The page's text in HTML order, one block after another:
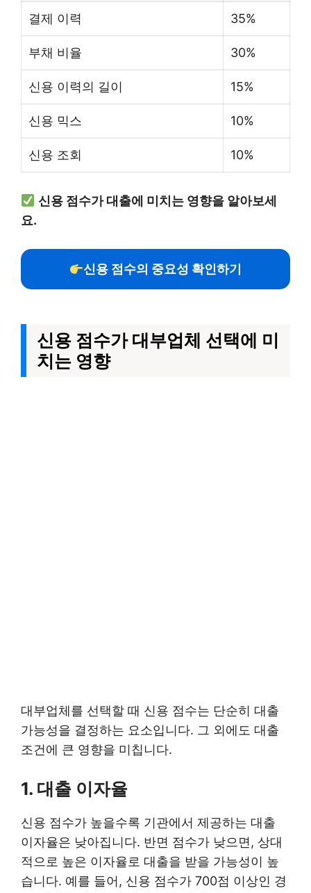
결제 이력 35%
부채 비율 30%
신용 이력의 길이 15%
신용 믹스 10%
신용 조회 10%
신용 점수가 대출에 미치는 영향을 알아보세
요.
신용 점수의 중요성 확인하기
신용 점수가 대부업체 선택에 미
치는 영향
대부업체를 선택할 때 신용 점수는 단순히 대출
가능성을 결정하는 요소입니다. 그 외에도 대출
조건에 큰 영향을 미칩니다.
1. 대출 이자율
신용 점수가 높을수록 기관에서 제공하는 대출
이자율은 낮아집니다. 반면 점수가 낮으면, 상대
적으로 높은 이자율로 대출을 받을 가능성이 높
습니다. 예를 들어, 신용 점수가 700점 이상인 경